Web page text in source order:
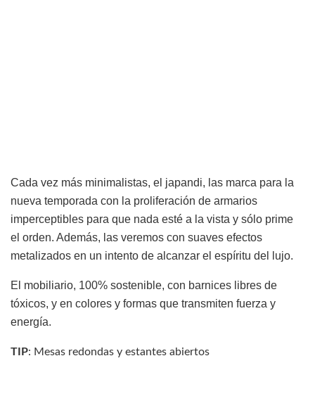
Cada vez más minimalistas, el japandi, las marca para la
nueva temporada con la proliferación de armarios
imperceptibles para que nada esté a la vista y sólo prime
el orden. Además, las veremos con suaves efectos
metalizados en un intento de alcanzar el espíritu del lujo.
El mobiliario, 100% sostenible, con barnices libres de
tóxicos, y en colores y formas que transmiten fuerza y
energía.
TIP: Mesas redondas y estantes abiertos